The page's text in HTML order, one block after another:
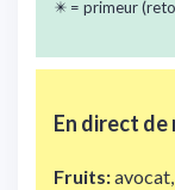
✴️ = primeur
En direct de
Fruits: